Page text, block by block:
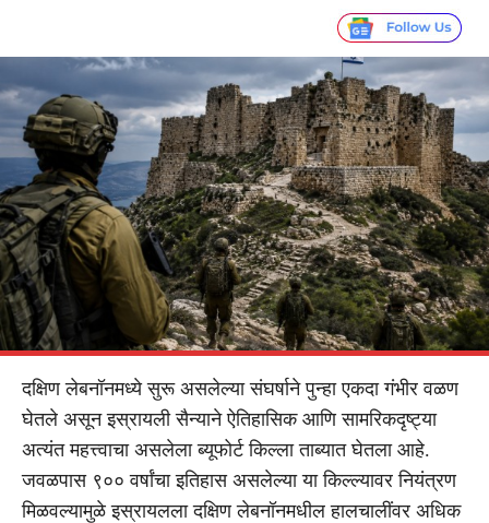
दक्षिण लेबनॉनमध्ये सुरू असलेल्या संघर्षाने पुन्हा एकदा गंभीर वळण
घेतले असून इस्रायली सैन्याने ऐतिहासिक आणि सामरिकदृष्ट्या
अत्यंत महत्त्वाचा असलेला ब्यूफोर्ट किल्ला ताब्यात घेतला आहे.
जवळपास ९०० वर्षांचा इतिहास असलेल्या या किल्ल्यावर नियंत्रण
मिळवल्यामुळे इस्रायलला दक्षिण लेबनॉनमधील हालचालींवर अधिक